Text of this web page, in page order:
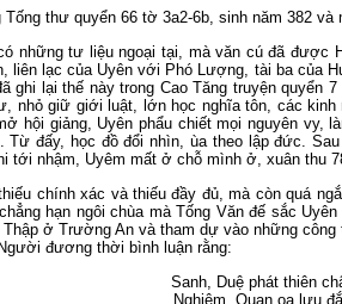
thư quyển 66 tờ 3a2-6b, sinh năm 382 và
những tư liệu ngoại tại, mà văn cú đã được
liên lạc của Uyên với Phó Lượng, tài ba của
ghi lại thế này trong Cao Tăng truyện
nhỏ giữ giới luật, lớn học nghĩa tôn, các
hội giảng, Uyên phẩu chiết mọi nguyên
Từ đấy, học đồ đổi nhìn, ùa theo lập đức.
tới nhậm, Uyêm mất ở chỗ mình ở, xuân thu
chính xác và thiếu đầy đủ, mà còn quá
hạn ngôi chùa mà Tống Văn đế sắc
ở Trường An và tham dự vào những
đương thời bình luận rằng:
Sanh, Duệ phát thiên
Nghiêm, Quan oa lưu